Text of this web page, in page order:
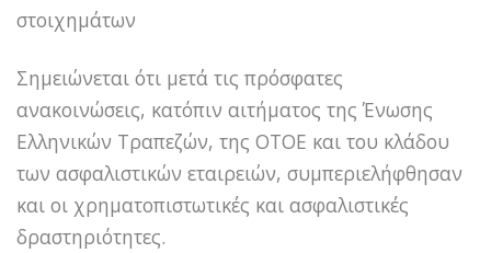
στοιχημάτων
Σημειώνεται ότι μετά τις πρόσφατες
ανακοινώσεις, κατόπιν αιτήματος της Ένωσης
Ελληνικών Τραπεζών, της ΟΤΟΕ και του κλάδου
των ασφαλιστικών εταιρειών, συμπεριελήφθησαν
και οι χρηματοπιστωτικές και ασφαλιστικές
δραστηριότητες.